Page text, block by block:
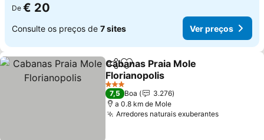
De € 20
Consulte os preços de 7 sites Ver preços
PartilharAdicionar aos favoritos
Cabanas Praia Mole
Florianopolis
Ver preços
3 Estrelas
7,5 Boa
3.276
a 0.8 km de Mole
Arredores naturais exuberantesVer